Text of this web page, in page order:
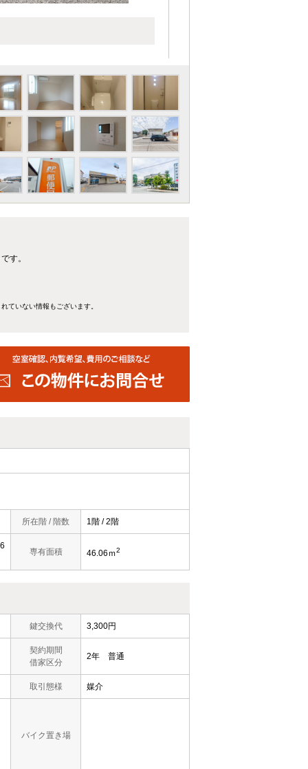
す。
ていない情報もございます。
所在階 / 階数 1階 / 2階
専有面積 46.06ｍ2
鍵交換代 3,300円
契約期間
借家区分
2年 普通
取引態様 媒介
バイク置き場